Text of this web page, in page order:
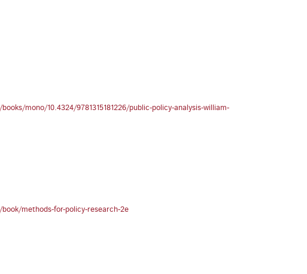
mono/10.4324/9781315181226/public-policy-analysis-william-
methods-for-policy-research-2e